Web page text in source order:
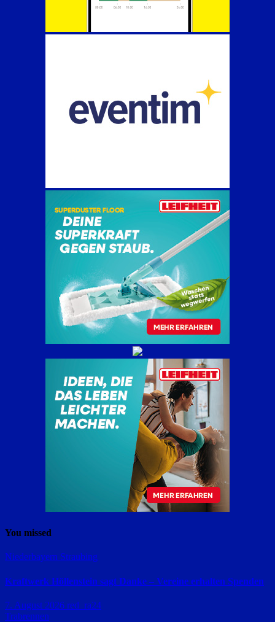
You missed
Niederbayern Straubing
Kraftwerk Höllenstein sagt Danke – Vereine erhalten Spenden
7. August 2026 red_ra24
Trabrennen